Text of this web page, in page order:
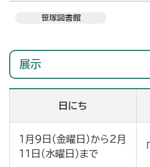
笹塚図書館
展示
日にち
1月9日(金曜日)から2月
11日（水曜日）まで